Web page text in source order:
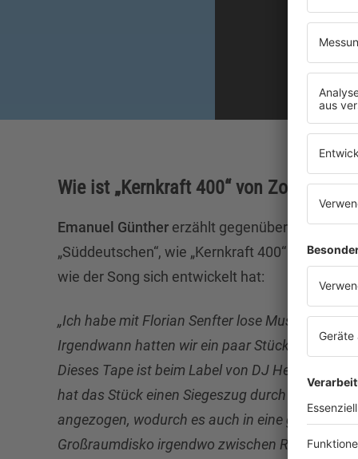
Wie ist „Kernkraft 400“ von Zombie
Emanuel Günther erzählt gegenüber der
„Süddeutschen“, wie „Kernkraft 400“
wie der Song sich entwickelt hat:
„Ich habe mit Florian Senfter lose Musik
Irgendwann hatten wir ein paar Stücke
Dieses Tape ist beim Label von DJ Hell
hat das Stück einen Siegeszug durch die Clubs
angezogen, wodurch es auch in eine ganz
Großraumdisko irgendwo zwischen Rimini und